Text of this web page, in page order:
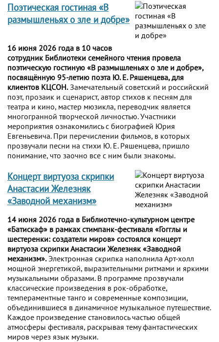
Поэтическая гостиная «В
размышленьях о зле и добре»
16 июня 2026 года в 10 часов
сотрудник Библиотеки семейного чтения провела
поэтическую гостиную «В размышленьях о зле и добре»,
посвящённую 95-летию поэта Ю. Е. Ряшенцева, для
клиентов КЦСОН.Замечательный советский и российский
поэт, прозаик и сценарист, автор стихов к песням для
театра и кино, мастер мюзикла, переводчик является
многогранной творческой личностью. Участники
мероприятия ознакомились с биографией Юрия
Евгеньевича. При перечислении фильмов, в которых
прозвучали песни на стихи Ю. Е. Ряшенцева, пришло
понимание, что заочно все с ним были знакомы.
Концерт виртуоза скрипки
Анастасии Железняк
«Заводной механизм»
14 июня 2026 года в Библиотечно-культурном центре
«Батискаф» в рамках стимпанк-фестиваля «Гогглы и
шестеренки: создатели миров» состоялся концерт
виртуоза скрипки Анастасии Железняк «Заводной
механизм».Электронная скрипка наполнила Арт-холл
мощной энергетикой, выразительными ритмами и яркими
музыкальными образами. В программе прозвучали
классические произведения в рок-обработке,
темпераментные танго и современные композиции,
объединившиеся в динамичное музыкальное путешествие.
Каждое произведение становилось частью общей
атмосферы фестиваля, раскрывая тему фантастических
миров через язык музыки.